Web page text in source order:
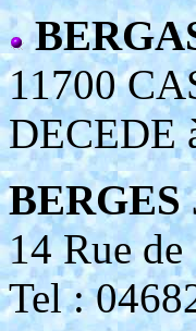
11700
DECEDE
BERGES
14 Rue
Tel :